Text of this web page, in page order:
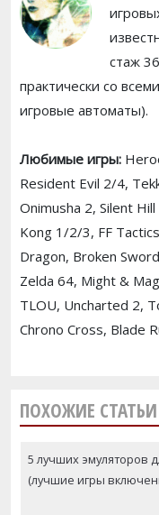
стаж
практически со
игровые автоматы).
Любимые игры:
Resident Evil 2/4,
Onimusha 2, Silent
Kong 1/2/3, FF
Dragon, Broken
Zelda 64, Might &
TLOU, Uncharted 2,
Chrono Cross, Blade
ПОХОЖИЕ СТАТЬИ
5 лучших эмуляторов
(лучшие игры